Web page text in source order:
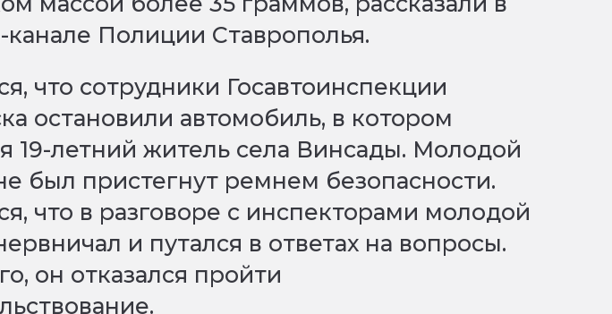
канале Полиции Ставрополья.
что сотрудники Госавтоинспекции
остановили автомобиль, в котором
19-летний житель села Винсады. Молодой
был пристегнут ремнем безопасности.
что в разговоре с инспекторами молодой
и путался в ответах на вопросы.
он отказался пройти